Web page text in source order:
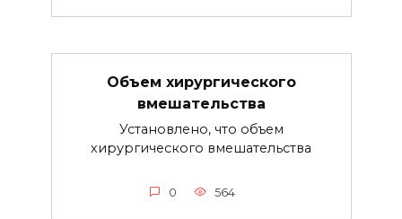
Объем хирургического
вмешательства
Установлено, что объем
хирургического вмешательства
0 564